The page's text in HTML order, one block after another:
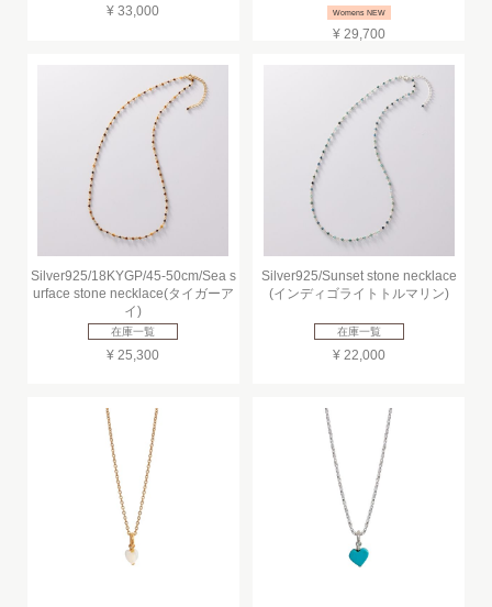
¥ 33,000 Womens NEW
¥ 29,700
Silver925/18KYGP/45-50cm/Sea s
urface stone necklace(タイガーア
イ)
在庫一覧
¥ 25,300
Silver925/Sunset stone necklace
(インディゴライトトルマリン)
在庫一覧
¥ 22,000